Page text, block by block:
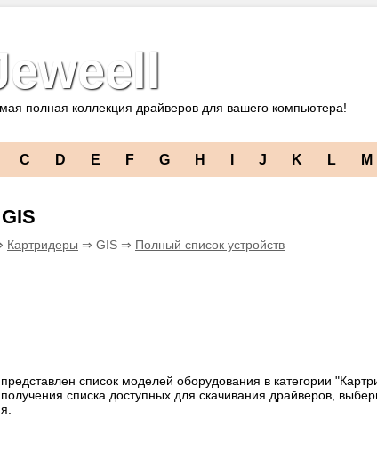
полная коллекция драйверов для вашего компьютера!
C D E F G H J K L M
Картридеры ⇒ GIS ⇒ Полный список устройств
список моделей оборудования в категории
списка доступных для скачивания драйверов,